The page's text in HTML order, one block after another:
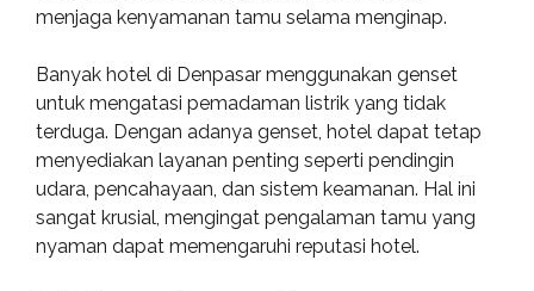
menjaga kenyamanan tamu selama menginap.
Banyak hotel di Denpasar menggunakan genset
untuk mengatasi pemadaman listrik yang tidak
terduga. Dengan adanya genset, hotel dapat tetap
menyediakan layanan penting seperti pendingin
udara, pencahayaan, dan sistem keamanan. Hal ini
sangat krusial, mengingat pengalaman tamu yang
nyaman dapat memengaruhi reputasi hotel.